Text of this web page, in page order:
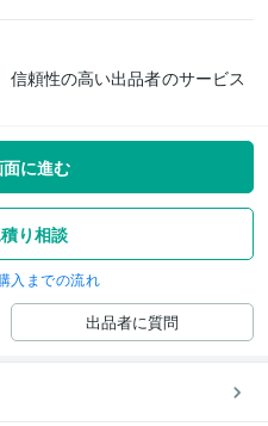
頼性の高い出品者のサービス
に進む
り相談
入までの流れ
出品者に質問